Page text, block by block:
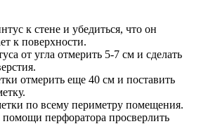
к стене и убедиться, что он
к поверхности.
от угла отмерить 5-7 см и сделать
отмерить еще 40 см и поставить
по всему периметру помещения.
перфоратора просверлить